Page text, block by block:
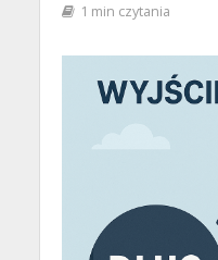
1 min czytania